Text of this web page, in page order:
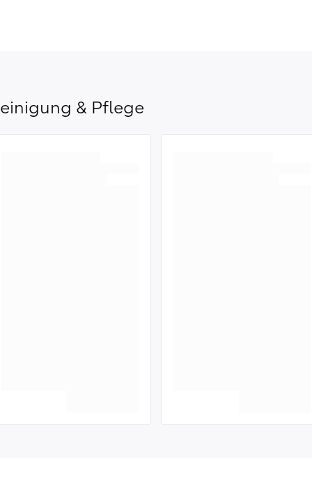
& Pflege